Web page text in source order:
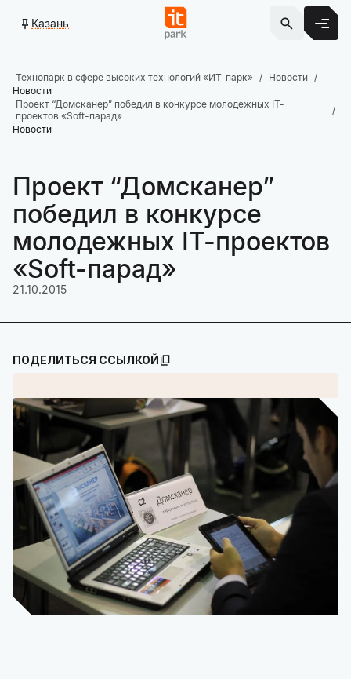
Казань
Технопарк в сфере высоких технологий «ИТ-парк»
Новости
Новости
Проект “Домсканер” победил в конкурсе молодежных IT-
проектов «Soft-парад»
Новости
Проект “Домсканер”
победил в конкурсе
молодежных IT-проектов
«Soft-парад»
21.10.2015
ПОДЕЛИТЬСЯ ССЫЛКОЙ